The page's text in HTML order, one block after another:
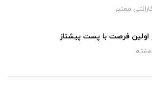
معتبر
اولین فرصت با پست پیشتاز